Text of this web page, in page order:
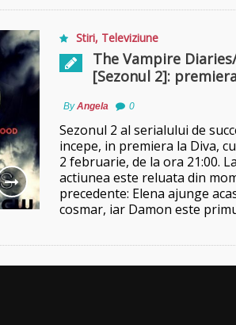
Stiri, Televiziune
The Vampire
[Sezonul 2]:
ByAngela 0
Sezonul 2 al serialului de
incepe, in premiera la Diva,
2 februarie, de la ora 21:00.
actiunea este reluata din
precedente: Elena ajunge
cosmar, iar Damon este